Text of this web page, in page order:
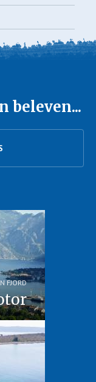
beleven...
FJORD